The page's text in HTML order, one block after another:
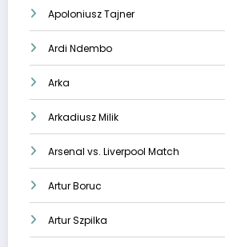
Apoloniusz Tajner
Ardi Ndembo
Arka
Arkadiusz Milik
Arsenal vs. Liverpool Match
Artur Boruc
Artur Szpilka